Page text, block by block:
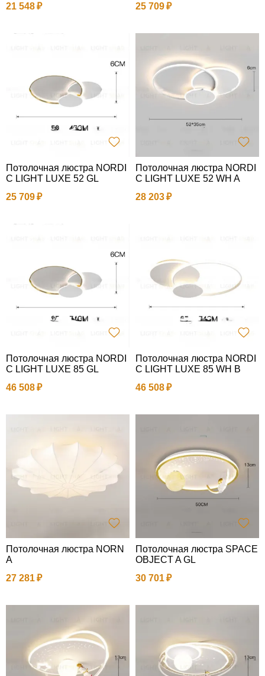
21 548
25 709
Потолочная люстра NORDI
C LIGHT LUXE 52 GL
25 709
Потолочная люстра NORDI
C LIGHT LUXE 52 WH A
28 203
Потолочная люстра NORDI
C LIGHT LUXE 85 GL
46 508
Потолочная люстра NORDI
C LIGHT LUXE 85 WH B
46 508
Потолочная люстра NORN
A
27 281
Потолочная люстра SPACE
OBJECT A GL
30 701